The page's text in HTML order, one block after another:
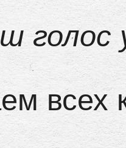
голос
всех